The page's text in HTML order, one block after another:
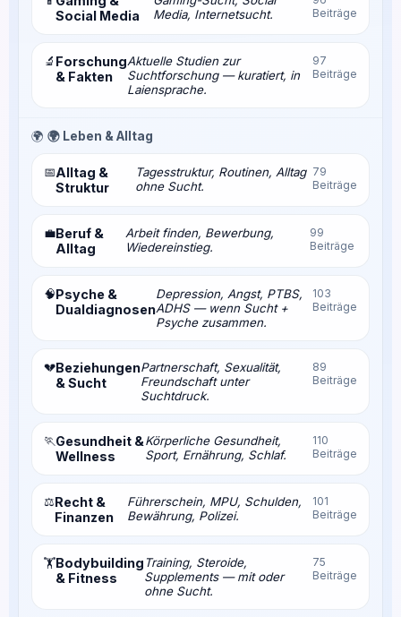
Social Media
Media, Internetsucht.
Beiträge
🔬 Forschung
& Fakten
Aktuelle Studien zur
Suchtforschung — kuratiert, in
Laiensprache.
97
Beiträge
🌍 🌍 Leben & Alltag
📅Alltag &
Struktur
Tagesstruktur, Routinen, Alltag
ohne Sucht.
79
Beiträge
💼Beruf &
Alltag
Arbeit finden, Bewerbung,
Wiedereinstieg.
99
Beiträge
🧠Psyche &
Dualdiagnosen
Depression, Angst, PTBS,
ADHS — wenn Sucht +
Psyche zusammen.
103
Beiträge
💔Beziehungen
& Sucht
Partnerschaft, Sexualität,
Freundschaft unter
Suchtdruck.
89
Beiträge
🏃Gesundheit &
Wellness
Körperliche Gesundheit,
Sport, Ernährung, Schlaf.
110
Beiträge
⚖️Recht &
Finanzen
Führerschein, MPU, Schulden,
Bewährung, Polizei.
101
Beiträge
🏋️Bodybuilding
& Fitness
Training, Steroide,
Supplements — mit oder
ohne Sucht.
75
Beiträge